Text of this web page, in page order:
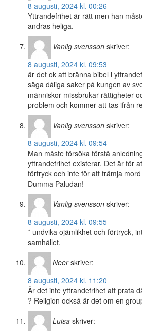
8 augusti, 2024 kl. 00:26
Yttrandefrihet är rätt men han
andras heliga.
Vanlig svensson skriver:
8 augusti, 2024 kl. 09:53
är det ok att bränna bibel i
säga dåliga saker på kungen av
människor missbrukar rättigheter
problem och kommer att tas ifrån
Vanlig svensson skriver:
8 augusti, 2024 kl. 09:54
Man måste försöka förstå
yttrandefrihet existerar. Det är för
förtryck och inte för att främja
Dumma Paludan!
Vanlig svensson skriver:
8 augusti, 2024 kl. 09:55
* undvika ojämlikhet och förtryck,
samhället.
Neer skriver:
8 augusti, 2024 kl. 11:20
Är det inte yttrandefrihet att prata
? Religion också är det om en
Luisa skriver: